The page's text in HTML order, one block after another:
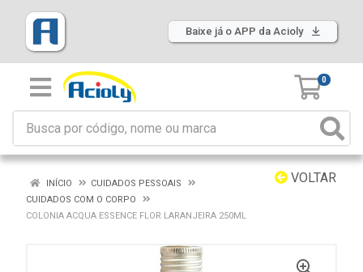
Baixe já o APP da Acioly
0
VOLTAR
INÍCIO
CUIDADOS PESSOAIS
CUIDADOS COM O CORPO
COLONIA ACQUA ESSENCE FLOR LARANJEIRA 250ML